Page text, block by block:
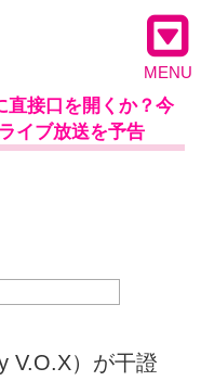
MENU
直接口を開くか？今
イブ放送を予告
V.O.X）が干證